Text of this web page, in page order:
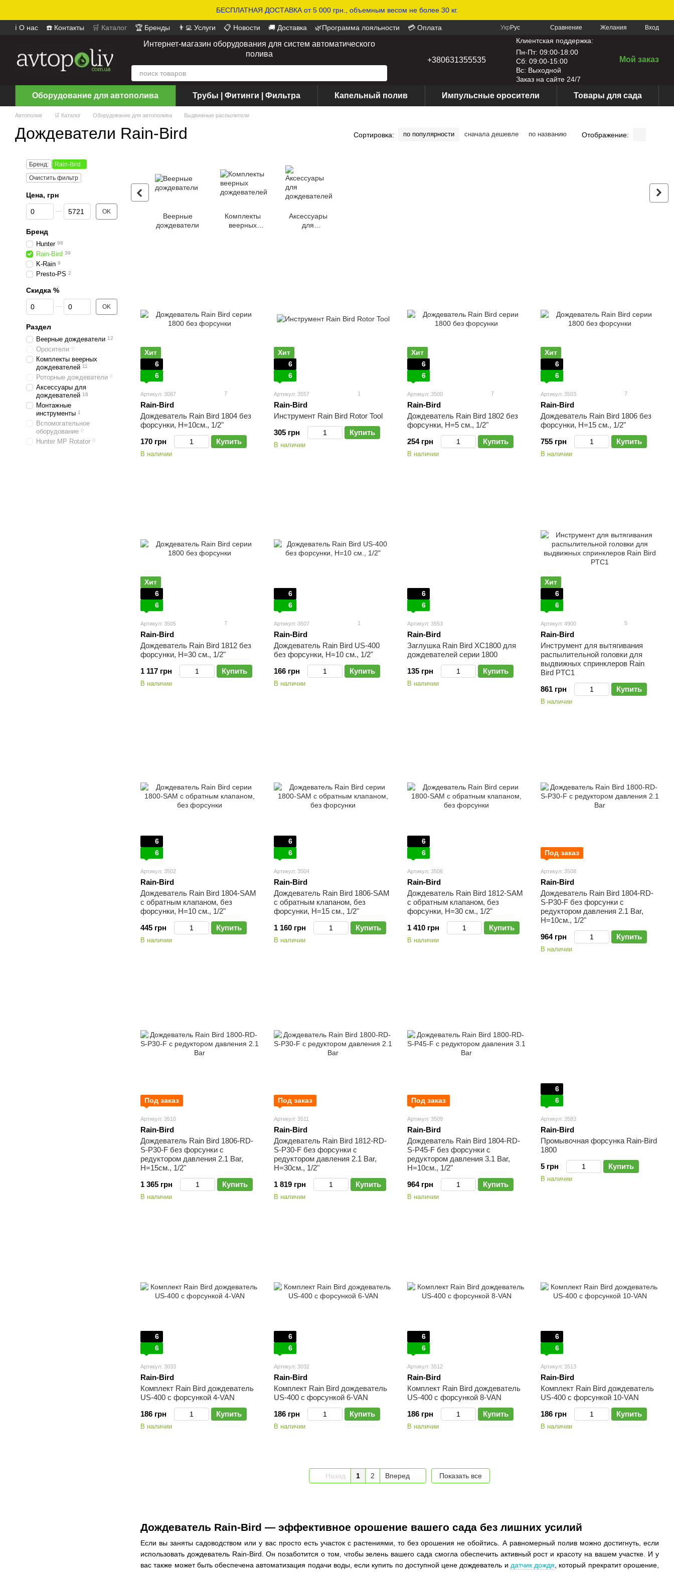
БЕСПЛАТНАЯ ДОСТАВКА от 5 000 грн., объемным весом не более 30 кг.
ℹ️ О нас ☎️ Контакты 🛒 Каталог 🏆 Бренды 👨‍💻 Услуги 📋 Новости 🚚 Доставка 🌿Программа лояльности
💳 Оплата
Укр Рус Сравнение Желания Вход
Интернет-магазин оборудования для систем автоматического
полива
+380631355535
Клиентская поддержка:
Пн-Пт: 09:00-18:00
Сб: 09:00-15:00
Вс: Выходной
Заказ на сайте 24/7
Мой заказ
Оборудование для автополива Трубы | Фитинги | Фильтра Капельный полив Импульсные оросители Товары для сада
Автополив 🛒 Каталог Оборудование для автополива Выдвижные распылители
Дождеватели Rain-Bird Сортировка: по популярности сначала дешевле по названию Отображение:
Веерные
дождеватели
Комплекты
веерных
Аксессуары
для
Дождеватель Rain-Bird — эффективное орошение вашего сада без лишних усилий
Если вы заняты садоводством или у вас просто есть участок с растениями, то без орошения не обойтись. А равномерный полив можно достигнуть, если
использовать дождеватель Rain-Bird. Он позаботится о том, чтобы зелень вашего сада смогла обеспечить активный рост и красоту на вашем участке. И у
вас также может быть обеспечена автоматизация подачи воды, если купить по доступной цене дождеватель и датчик дождя , который прекратит орошение,
Хит
6
6
Артикул: 3087 7
Rain-Bird
Дождеватель Rain Bird 1804 без
форсунки, Н=10см., 1/2"
170 грн
Купить
В наличии
Хит
6
6
Артикул: 3557 1
Rain-Bird
Инструмент Rain Bird Rotor Tool
305 грн
Купить
В наличии
Хит
6
6
Артикул: 3500 7
Rain-Bird
Дождеватель Rain Bird 1802 без
форсунки, Н=5 см., 1/2"
254 грн
Купить
В наличии
Хит
6
6
Артикул: 3503 7
Rain-Bird
Дождеватель Rain Bird 1806 без
форсунки, Н=15 см., 1/2"
755 грн
Купить
В наличии
Хит
6
6
Артикул: 3505 7
Rain-Bird
Дождеватель Rain Bird 1812 без
форсунки, Н=30 см., 1/2"
1 117 грн
Купить
В наличии
6
6
Артикул: 3507 1
Rain-Bird
Дождеватель Rain Bird US-400
без форсунки, Н=10 см., 1/2"
166 грн
Купить
В наличии
6
6
Артикул: 3553
Rain-Bird
Заглушка Rain Bird XC1800 для
дождевателей серии 1800
135 грн
Купить
В наличии
Хит
6
6
Артикул: 4900 5
Rain-Bird
Инструмент для вытягивания
распылительной головки для
выдвижных спринклеров Rain
Bird PTC1
861 грн
Купить
В наличии
6
6
Артикул: 3502
Rain-Bird
Дождеватель Rain Bird 1804-SAM
с обратным клапаном, без
форсунки, Н=10 см., 1/2"
445 грн
Купить
В наличии
6
6
Артикул: 3504
Rain-Bird
Дождеватель Rain Bird 1806-SAM
с обратным клапаном, без
форсунки, Н=15 см., 1/2"
1 160 грн
Купить
В наличии
6
6
Артикул: 3506
Rain-Bird
Дождеватель Rain Bird 1812-SAM
с обратным клапаном, без
форсунки, Н=30 см., 1/2"
1 410 грн
Купить
В наличии
Под заказ
Артикул: 3508
Rain-Bird
Дождеватель Rain Bird 1804-RD-
S-P30-F без форсунки с
редуктором давления 2.1 Bar,
H=10см., 1/2"
964 грн
Купить
В наличии
Под заказ
Артикул: 3510
Rain-Bird
Дождеватель Rain Bird 1806-RD-
S-P30-F без форсунки с
редуктором давления 2.1 Bar,
H=15см., 1/2"
1 365 грн
Купить
В наличии
Под заказ
Артикул: 3511
Rain-Bird
Дождеватель Rain Bird 1812-RD-
S-P30-F без форсунки с
редуктором давления 2.1 Bar,
H=30см., 1/2"
1 819 грн
Купить
В наличии
Под заказ
Артикул: 3509
Rain-Bird
Дождеватель Rain Bird 1804-RD-
S-P45-F без форсунки с
редуктором давления 3.1 Bar,
H=10см., 1/2"
964 грн
Купить
В наличии
6
6
Артикул: 3583
Rain-Bird
Промывочная форсунка Rain-Bird
1800
5 грн
Купить
В наличии
6
6
Артикул: 3033
Rain-Bird
Комплект Rain Bird дождеватель
US-400 с форсункой 4-VAN
186 грн
Купить
В наличии
6
6
Артикул: 3032
Rain-Bird
Комплект Rain Bird дождеватель
US-400 с форсункой 6-VAN
186 грн
Купить
В наличии
6
6
Артикул: 3512
Rain-Bird
Комплект Rain Bird дождеватель
US-400 с форсункой 8-VAN
186 грн
Купить
В наличии
6
6
Артикул: 3513
Rain-Bird
Комплект Rain Bird дождеватель
US-400 с форсункой 10-VAN
186 грн
Купить
В наличии
Назад 1 2 Вперед Показать все
Бренд:
Rain-Bird
Очистить фильтр
Цена, грн
От Цена, грн
До Цена, грн OK
Бренд
Hunter 98
Rain-Bird 39
K-Rain 9
Presto-PS 2
Скидка %
От Скидка %
До Скидка % OK
Раздел
Веерные дождеватели 12
Оросители 0
Комплекты веерных
дождевателей 11
Роторные дождеватели 0
Аксессуары для
дождевателей 16
Монтажные
инструменты 1
Вспомогательное
оборудование 0
Hunter MP Rotator 0